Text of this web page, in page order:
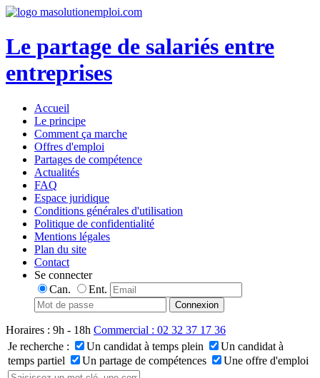
Le partage de salariés entre
entreprises
Accueil
Le principe
Comment ça marche
Offres d'emploi
Partages de compétence
Actualités
FAQ
Espace juridique
Conditions générales d'utilisation
Politique de confidentialité
Mentions légales
Plan du site
Contact
Se connecter
Can.
Ent.
Horaires : 9h - 18h Commercial : 02 32 37 17 36
Je recherche :
Un candidat à temps plein
Un candidat à
temps partiel
Un partage de compétences Une offre d'emploi